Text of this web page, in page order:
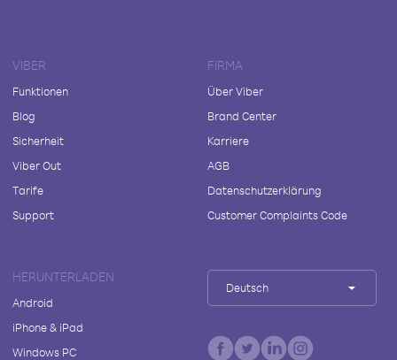
VIBER
Funktionen
Blog
Sicherheit
Viber Out
Tarife
Support
FIRMA
Über Viber
Brand Center
Karriere
AGB
Datenschutzerklärung
Customer Complaints Code
HERUNTERLADEN
Android
iPhone & iPad
Windows PC
Deutsch